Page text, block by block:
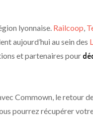
lyonnaise. Railcoop,
aujourd’hui au sein des
et partenaires pour
Commown, le retour
pourrez récupérer